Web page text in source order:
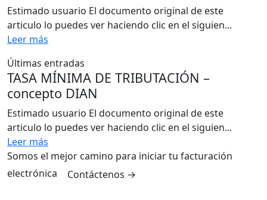
Estimado usuario El documento original de este
articulo lo puedes ver haciendo clic en el siguien...
Leer más
Últimas entradas
TASA MÍNIMA DE TRIBUTACIÓN –
concepto DIAN
Estimado usuario El documento original de este
articulo lo puedes ver haciendo clic en el siguien...
Leer más
Somos el mejor camino para iniciar tu facturación
electrónica
Contáctenos →